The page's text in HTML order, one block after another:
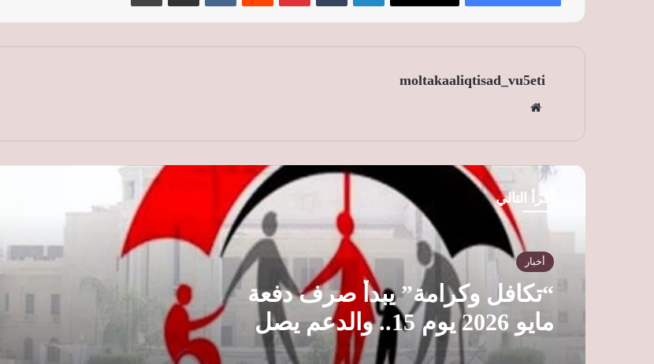
moltakaaliqtisad_vu5eti
الوي
ب
أقرأ التالي
أخبار
“تكافل وكرامة” يبدأ صرف دفعة
مايو 2026 يوم 15.. والدعم يصل
لـ4.7 مليون أسرة
يوم 15.. والدعم يصل لـ4.7 مليون أسرة
التعديات لحظة وقوعها
التحول الأخضر ودعم المشروعات الصغيرة
«نوفارتس» للأدوية تبيع وحدتها في الهند
مقابل 159 مليون دولار
بشركة غزل ونسيج بالمنطقة الحرة